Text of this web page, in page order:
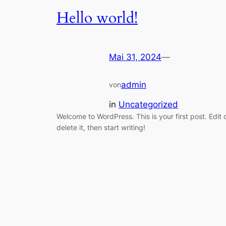
Hello world!
Mai 31, 2024—
vonadmin
in Uncategorized
Welcome to WordPress. This is your first post. Edit
delete it, then start writing!